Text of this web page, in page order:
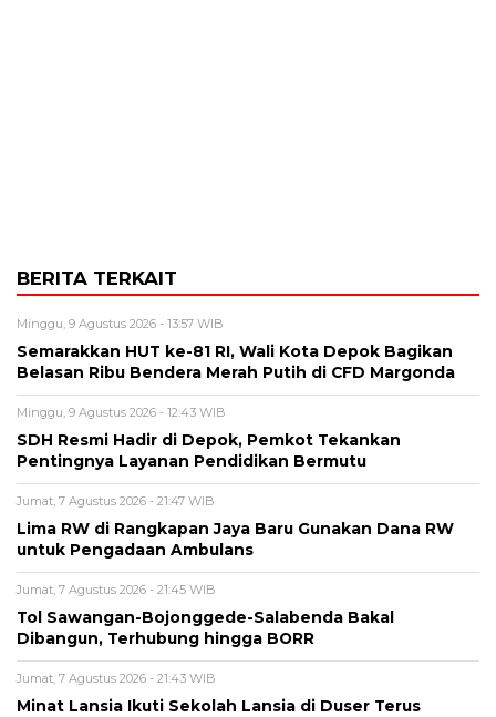
BERITA TERKAIT
Minggu, 9 Agustus 2026 - 13:57 WIB
Semarakkan HUT ke-81 RI, Wali Kota Depok Bagikan
Belasan Ribu Bendera Merah Putih di CFD Margonda
Minggu, 9 Agustus 2026 - 12:43 WIB
SDH Resmi Hadir di Depok, Pemkot Tekankan
Pentingnya Layanan Pendidikan Bermutu
Jumat, 7 Agustus 2026 - 21:47 WIB
Lima RW di Rangkapan Jaya Baru Gunakan Dana RW
untuk Pengadaan Ambulans
Jumat, 7 Agustus 2026 - 21:45 WIB
Tol Sawangan-Bojonggede-Salabenda Bakal
Dibangun, Terhubung hingga BORR
Jumat, 7 Agustus 2026 - 21:43 WIB
Minat Lansia Ikuti Sekolah Lansia di Duser Terus